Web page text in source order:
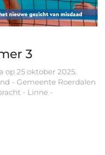
3
op 25 oktober 2025.
- Gemeente Roerdalen
- Linne -